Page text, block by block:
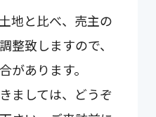
地と比べ、売主の
整致しますので、
があります。
ましては、どうぞ